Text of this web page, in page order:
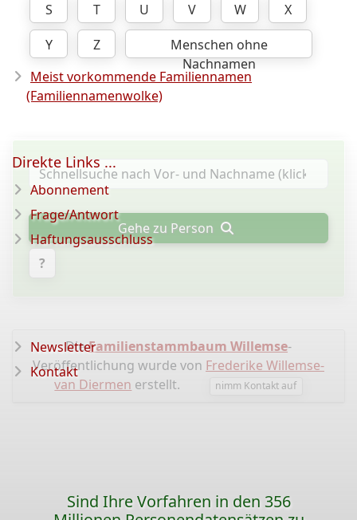
S
T U V W
X
Y
Z
Menschen ohne
Nachnamen
Meist vorkommende Familiennamen
(Familiennamenwolke)
Gehe zu Person
?
DieFamilienstammbaum Willemse-
Veröffentlichung wurde von Frederike Willemse-
van Diermen erstellt. nimm Kontakt auf
Direkte Links ...
Abonnement
Frage/Antwort
Haftungsausschluss
Newsletter
Kontakt
Sind Ihre Vorfahren in den 356